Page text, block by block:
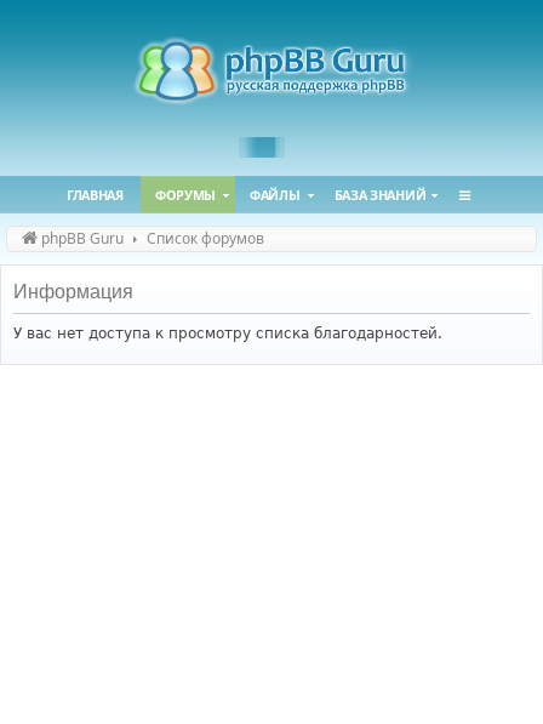
ГЛАВНАЯ ФОРУМЫ ФАЙЛЫ БАЗА ЗНАНИЙ
phpBB Guru Список форумов
Информация
У вас нет доступа к просмотру списка благодарностей.